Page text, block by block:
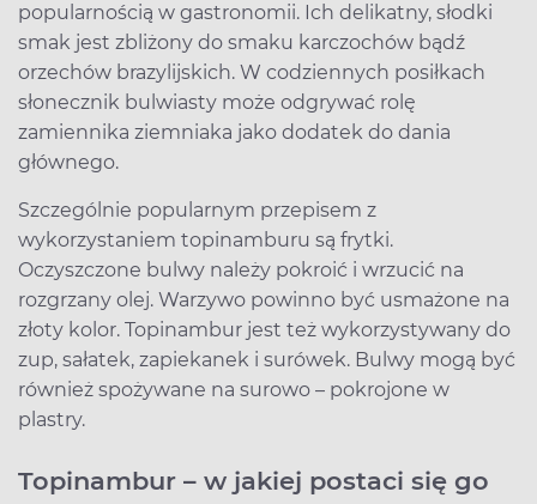
popularnością w gastronomii. Ich delikatny, słodki
smak jest zbliżony do smaku karczochów bądź
orzechów brazylijskich. W codziennych posiłkach
słonecznik bulwiasty może odgrywać rolę
zamiennika ziemniaka jako dodatek do dania
głównego.
Szczególnie popularnym przepisem z
wykorzystaniem topinamburu są frytki.
Oczyszczone bulwy należy pokroić i wrzucić na
rozgrzany olej. Warzywo powinno być usmażone na
złoty kolor. Topinambur jest też wykorzystywany do
zup, sałatek, zapiekanek i surówek. Bulwy mogą być
również spożywane na surowo – pokrojone w
plastry.
Topinambur – w jakiej postaci się go